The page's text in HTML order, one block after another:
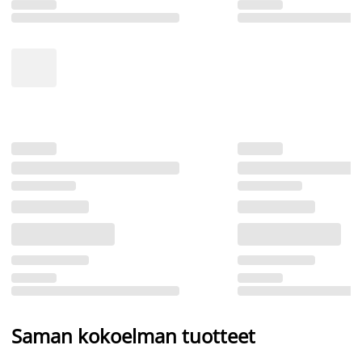
Saman kokoelman tuotteet